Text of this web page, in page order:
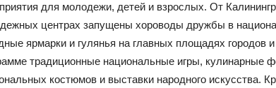
для молодежи, детей и взрослых. От
центрах запущены хороводы дружбы в
ярмарки и гулянья на главных площадях городов
традиционные национальные игры, кулинарные
костюмов и выставки народного искусства.